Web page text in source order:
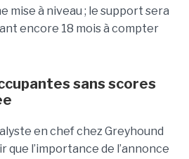
mise à niveau ; le support sera
encore 18 mois à compter
sans scores
en chef chez Greyhound
que l’importance de l’annonce